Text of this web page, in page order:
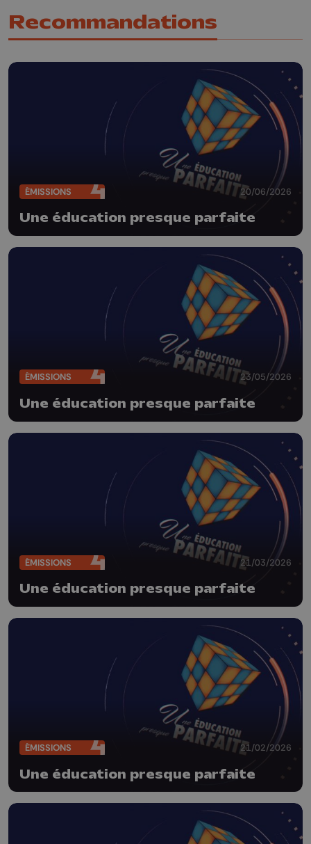
Recommandations
ÉMISSIONS 20/06/2026
Une éducation presque parfaite
ÉMISSIONS 23/05/2026
Une éducation presque parfaite
ÉMISSIONS 21/03/2026
Une éducation presque parfaite
ÉMISSIONS 21/02/2026
Une éducation presque parfaite